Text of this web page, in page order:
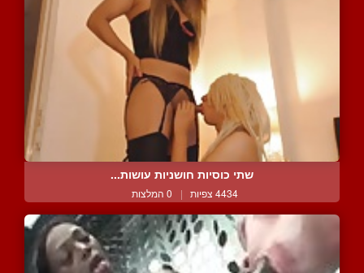
שתי כוסיות חושניות עושות...
4434 צפיות | 0 המלצות